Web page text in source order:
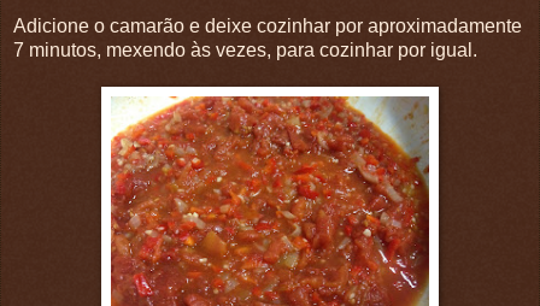
Adicione o camarão e deixe cozinhar por aproximadamente
7 minutos, mexendo às vezes, para cozinhar por igual.